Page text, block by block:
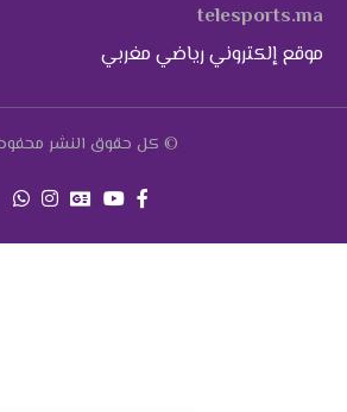
telesports.ma
موقع إلكتروني رياضي مغربي
© كل حقوق النشر محفوظة